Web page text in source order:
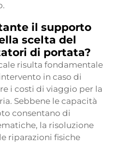
il supporto
scelta del
di portata?
risulta fondamentale
in caso di
i costi di viaggio per la
Sebbene le capacità
consentano di
la risoluzione
riparazioni fisiche